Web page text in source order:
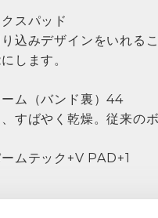
スパッド
込みデザインをいれる
します。
ーム（バンド裏）44
すばやく乾燥。従来の
ムテック+V PAD+1